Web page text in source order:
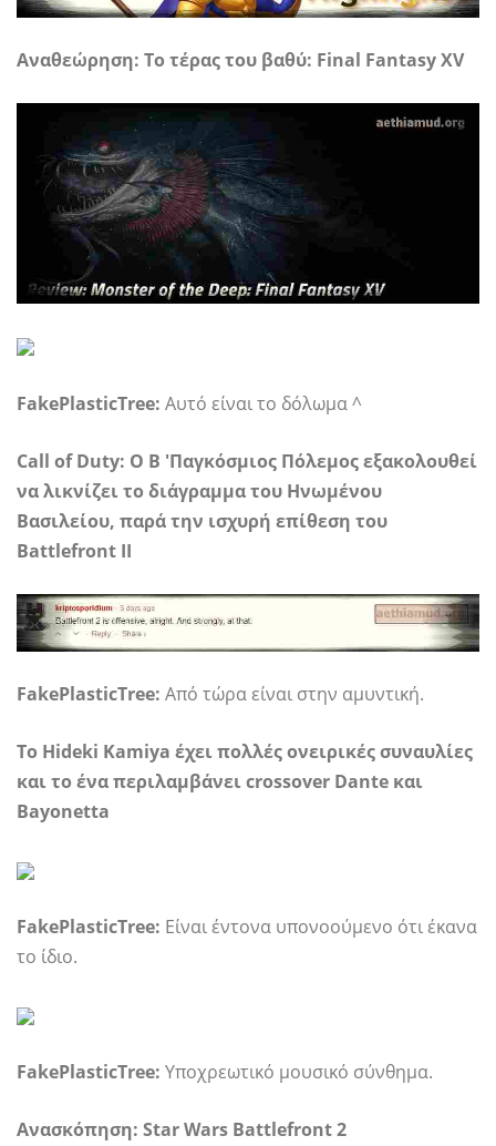
Αναθεώρηση: Το τέρας του βαθύ: Final Fantasy XV
FakePlasticTree: Αυτό είναι το δόλωμα ^
Call of Duty: Ο Β 'Παγκόσμιος Πόλεμος εξακολουθεί
να λικνίζει το διάγραμμα του Ηνωμένου
Βασιλείου, παρά την ισχυρή επίθεση του
Battlefront II
FakePlasticTree: Από τώρα είναι στην αμυντική.
Το Hideki Kamiya έχει πολλές ονειρικές συναυλίες
και το ένα περιλαμβάνει crossover Dante και
Bayonetta
FakePlasticTree: Είναι έντονα υπονοούμενο ότι έκανα
το ίδιο.
FakePlasticTree: Υποχρεωτικό μουσικό σύνθημα.
Ανασκόπηση: Star Wars Battlefront 2